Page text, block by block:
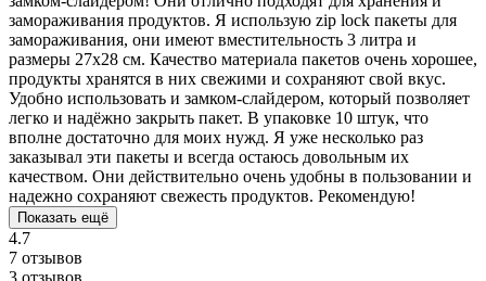
замораживания продуктов. Я использую zip lock пакеты для
замораживания, они имеют вместительность 3 литра и
размеры 27х28 см. Качество материала пакетов очень хорошее,
продукты хранятся в них свежими и сохраняют свой вкус.
Удобно использовать и замком-слайдером, который позволяет
легко и надёжно закрыть пакет. В упаковке 10 штук, что
вполне достаточно для моих нужд. Я уже несколько раз
заказывал эти пакеты и всегда остаюсь довольным их
качеством. Они действительно очень удобны в пользовании и
надежно сохраняют свежесть продуктов. Рекомендую!
Показать ещё
4.7
7 отзывов
3 отзывов